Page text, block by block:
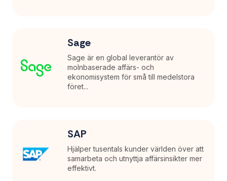
Sage
Sage är en global leverantör av
molnbaserade affärs- och
ekonomisystem för små till medelstora
föret...
SAP
Hjälper tusentals kunder världen över att
samarbeta och utnyttja affärsinsikter mer
effektivt.